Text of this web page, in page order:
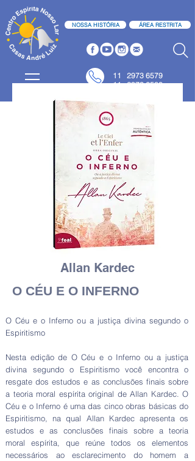
NOSSA HISTÓRIA ÁREA RESTRITA
11 2973 6579
11 2973 6580
Allan Kardec
O CÉU E O INFERNO
O Céu e o Inferno ou a justiça divina segundo o
Espiritismo
Nesta edição de O Céu e o Inferno ou a justiça
divina segundo o Espiritismo você encontra o
resgate dos estudos e as conclusões finais sobre
a teoria moral espírita original de Allan Kardec. O
Céu e o Inferno é uma das cinco obras básicas do
Espiritismo, na qual Allan Kardec apresenta os
estudos e as conclusões finais sobre a teoria
moral espírita, que reúne todos os elementos
necessários ao esclarecimento do homem a